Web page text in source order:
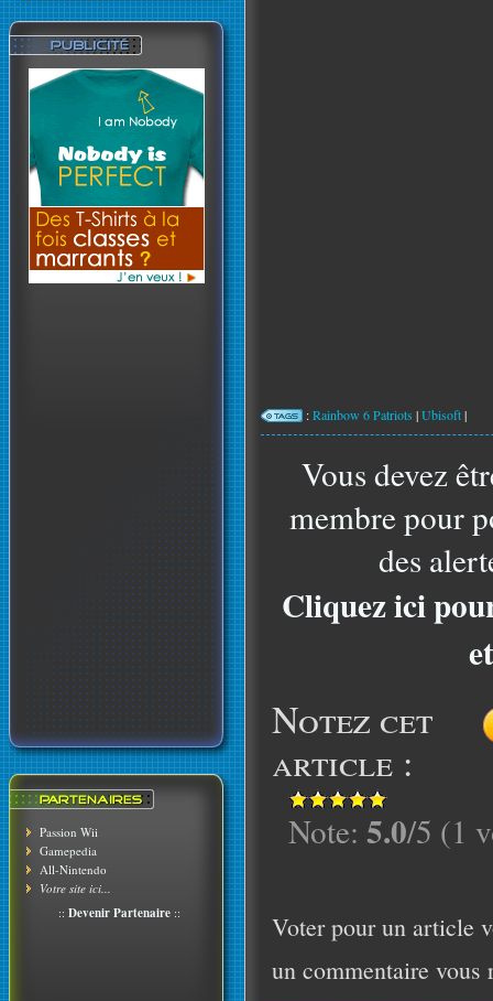
Passion Wii
Gamepedia
All-Nintendo
Votre site ici...
:: Devenir Partenaire ::
:Rainbow 6 Patriots |Ubisoft|
Vous devez
membre pour
des
Cliquez ici
Notez cet
article :
Note: 5.0/5 (1
Voter pour un article
un commentaire vous